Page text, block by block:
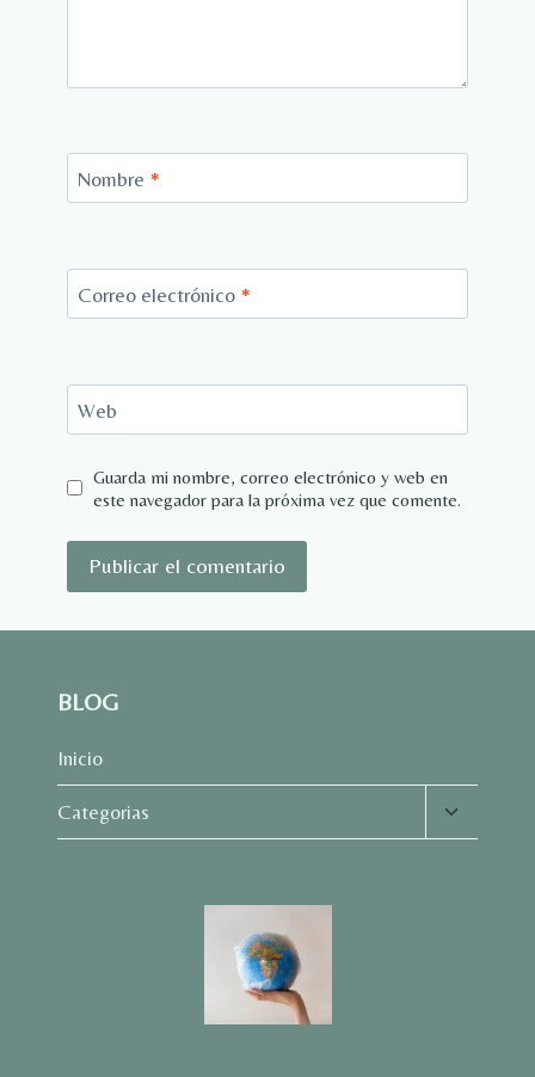
Nombre *
Correo electrónico *
Web
Guarda mi nombre, correo electrónico y web en
este navegador para la próxima vez que comente.
BLOG
Inicio
Categorias
Alternar
menú